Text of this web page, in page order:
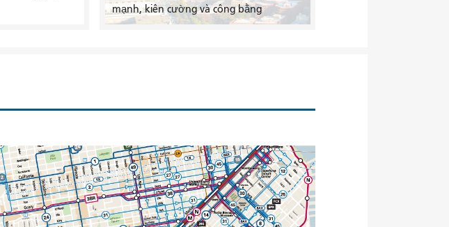
mạnh, kiên cường và công bằng